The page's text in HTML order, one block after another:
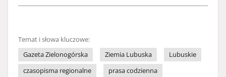
Temat i słowa kluczowe:
Gazeta Zielonogórska
Ziemia Lubuska
Lubuskie
czasopisma regionalne
prasa codzienna